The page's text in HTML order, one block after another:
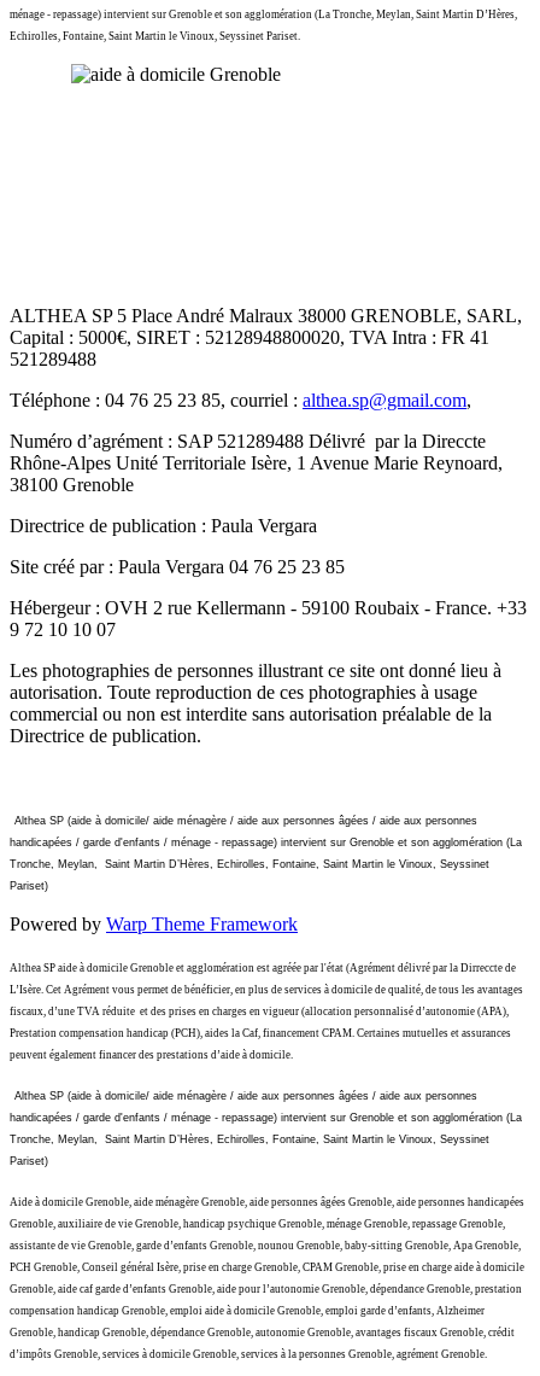
ménage - repassage) intervient sur Grenoble et son agglomération (La Tronche, Meylan, Saint Martin D’Hères,
Echirolles, Fontaine, Saint Martin le Vinoux, Seyssinet Pariset.
ALTHEA SP 5 Place André Malraux 38000 GRENOBLE, SARL,
Capital : 5000€, SIRET : 52128948800020, TVA Intra : FR 41
521289488
Téléphone : 04 76 25 23 85, courriel : althea.sp@gmail.com,
Numéro d’agrément : SAP 521289488 Délivré par la Direccte
Rhône-Alpes Unité Territoriale Isère, 1 Avenue Marie Reynoard,
38100 Grenoble
Directrice de publication : Paula Vergara
Site créé par : Paula Vergara 04 76 25 23 85
Hébergeur : OVH 2 rue Kellermann - 59100 Roubaix - France. +33
9 72 10 10 07
Les photographies de personnes illustrant ce site ont donné lieu à
autorisation. Toute reproduction de ces photographies à usage
commercial ou non est interdite sans autorisation préalable de la
Directrice de publication.
Althea SP (aide à domicile/ aide ménagère / aide aux personnes âgées / aide aux personnes
handicapées / garde d'enfants / ménage - repassage) intervient sur Grenoble et son agglomération (La
Tronche, Meylan, Saint Martin D’Hères, Echirolles, Fontaine, Saint Martin le Vinoux, Seyssinet
Pariset)
Powered by Warp Theme Framework
Althea SP aide à domicile Grenoble et agglomération est agréée par l'état (Agrément délivré par la Dirreccte de
L’Isère. Cet Agrément vous permet de bénéficier, en plus de services à domicile de qualité, de tous les avantages
fiscaux, d’une TVA réduite et des prises en charges en vigueur (allocation personnalisé d’autonomie (APA),
Prestation compensation handicap (PCH), aides la Caf, financement CPAM. Certaines mutuelles et assurances
peuvent également financer des prestations d’aide à domicile.
Althea SP (aide à domicile/ aide ménagère / aide aux personnes âgées / aide aux personnes
handicapées / garde d'enfants / ménage - repassage) intervient sur Grenoble et son agglomération (La
Tronche, Meylan, Saint Martin D’Hères, Echirolles, Fontaine, Saint Martin le Vinoux, Seyssinet
Pariset)
Aide à domicile Grenoble, aide ménagère Grenoble, aide personnes âgées Grenoble, aide personnes handicapées
Grenoble, auxiliaire de vie Grenoble, handicap psychique Grenoble, ménage Grenoble, repassage Grenoble,
assistante de vie Grenoble, garde d’enfants Grenoble, nounou Grenoble, baby-sitting Grenoble, Apa Grenoble,
PCH Grenoble, Conseil général Isère, prise en charge Grenoble, CPAM Grenoble, prise en charge aide à domicile
Grenoble, aide caf garde d’enfants Grenoble, aide pour l’autonomie Grenoble, dépendance Grenoble, prestation
compensation handicap Grenoble, emploi aide à domicile Grenoble, emploi garde d’enfants, Alzheimer
Grenoble, handicap Grenoble, dépendance Grenoble, autonomie Grenoble, avantages fiscaux Grenoble, crédit
d’impôts Grenoble, services à domicile Grenoble, services à la personnes Grenoble, agrément Grenoble.